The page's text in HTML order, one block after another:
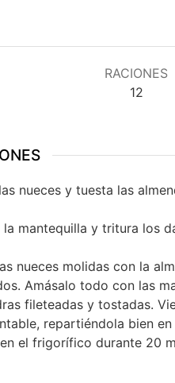
RACIONES
12
nueces y tuesta las
la mantequilla y tritura los
nueces molidas con la
Amásalo todo con las
fileteadas y tostadas.
repartiéndola bien
el frigorífico durante 20